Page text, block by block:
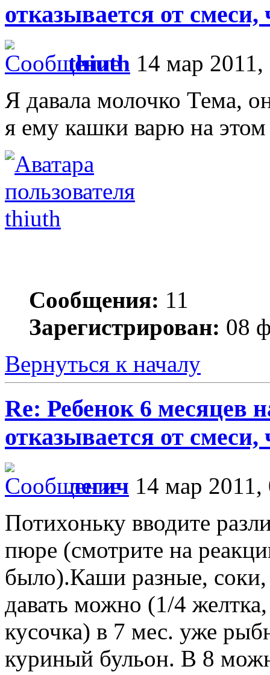
отказывается от
thiuth 14 мар
Я давала молочко Тема,
я ему кашки варю на
thiuth
Сообщения: 11
Зарегистрирован: 08
Вернуться к началу
Re: Ребенок 6 месяцев
отказывается от
легич 14 мар 2011,
Потихоньку вводите
пюре (смотрите на
было).Каши разные,
давать можно (1/4
кусочка) в 7 мес. уже
куриный бульон. В 8